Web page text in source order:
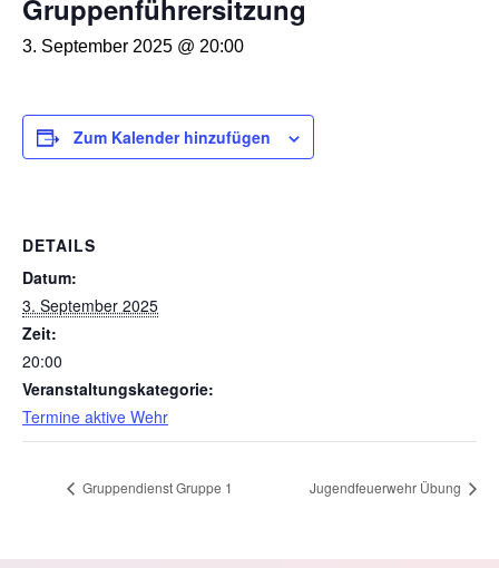
Gruppenführersitzung
3. September 2025 @ 20:00
Zum Kalender hinzufügen
DETAILS
Datum:
3. September 2025
Zeit:
20:00
Veranstaltungskategorie:
Termine aktive Wehr
Gruppendienst Gruppe 1 Jugendfeuerwehr Übung